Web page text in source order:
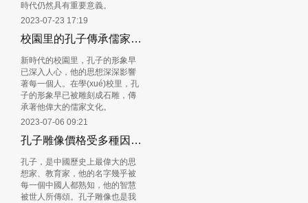
時代仍然具有重要意義。
2023-07-23 17:19
校園里的孔子傳承儒家文化的優(yōu)秀傳人
新時代的校園里，孔子的形象早
已深入人心，他的思想深深影響
著每一個人。在學(xué)校里，孔
子的形象早已被雕刻成石雕，傳
承著他偉大的儒家文化。
2023-07-06 09:21
孔子雕像價格受多種因素影響
孔子，是中國歷史上最偉大的思
想家、教育家，他的名字幾乎被
每一個中國人都熟知，他的智慧
被世人所傳頌。孔子雕像也是我